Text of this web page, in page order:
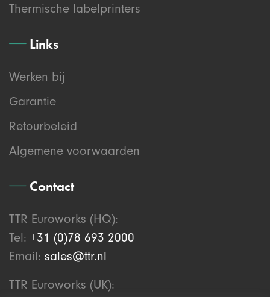
Thermische labelprinters
Links
Werken bij
Garantie
Retourbeleid
Algemene voorwaarden
Contact
TTR Euroworks (HQ):
Tel: +31 (0)78 693 2000
Email: sales@ttr.nl
TTR Euroworks (UK):